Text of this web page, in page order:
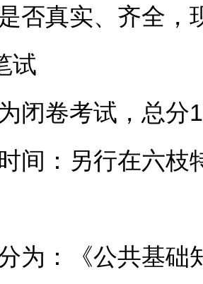
否真实、齐全，
卷考试，总分
：另行在六枝
：《公共基础